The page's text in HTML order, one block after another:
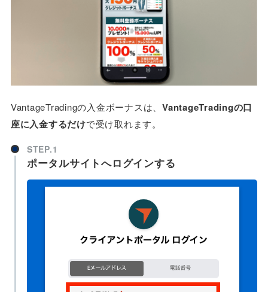
VantageTradingの入金ボーナスは、VantageTradingの口
座に入金するだけで受け取れます。
STEP.1
ポータルサイトへログインする